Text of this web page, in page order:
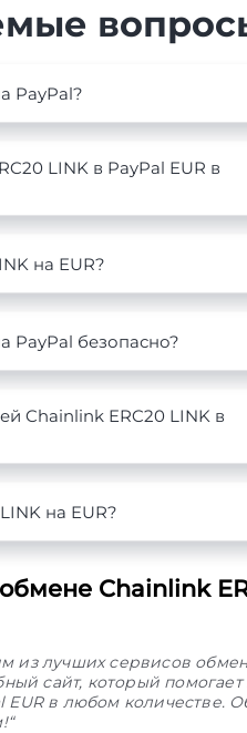
PayPal?
LINK в PayPal EUR в
на EUR?
PayPal безопасно?
Chainlink ERC20 LINK в
на EUR?
Chainlink
из лучших сервисов
сайт, который
EUR в любом количестве.